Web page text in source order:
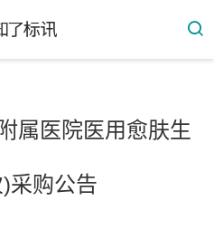
属医院医用愈肤生
采购公告